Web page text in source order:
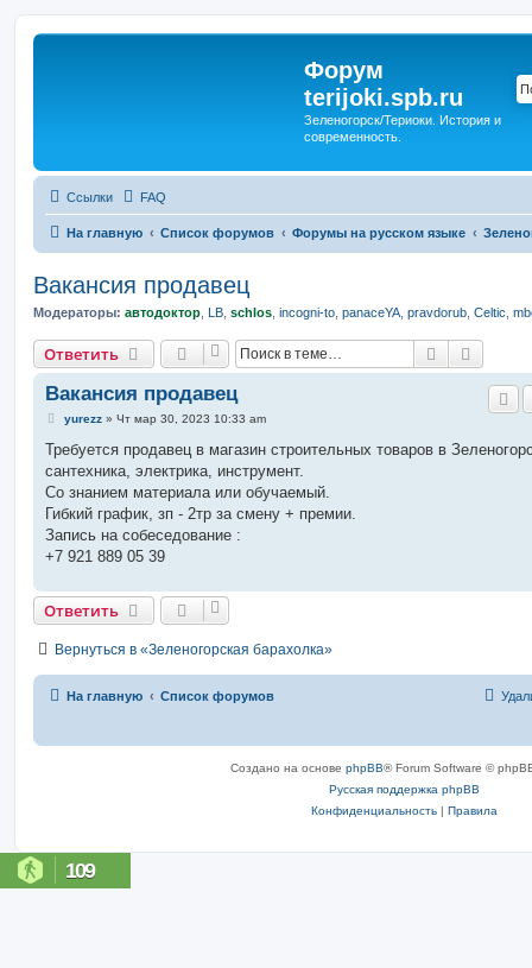
Форум
terijoki.spb.ru
Зеленогорск/Териоки. История и
современность.
Ссылки FAQ
На главную Список форумов Форумы на русском языке
Вакансия продавец
Модераторы: автодоктор LB schlos incogni-to panaceYA pravdorub Celtic
Ответить Поиск
Вакансия продавец
С
о
щ
е
и
е
yurezz» Чт мар 30, 2023 10:33 am
Требуется продавец в магазин строительных товаров в
сантехника, электрика, инструмент.
Со знанием материала или обучаемый.
Гибкий график, зп - 2тр за смену + премии.
Запись на собеседование :
+7 921 889 05 39
Ответить
Вернуться в «Зеленогорская барахолка»
На главную Список форумов
Создано на основе phpBB® Forum Software ©
Русская поддержка phpBB
Конфиденциальность | Правила
109